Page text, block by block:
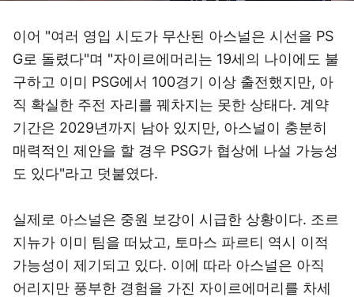
이어 "여러 영입 시도가 무산된 아스널은 시선을 PS
G로 돌렸다"며 "자이르에머리는 19세의 나이에도 불
구하고 이미 PSG에서 100경기 이상 출전했지만, 아
직 확실한 주전 자리를 꿰차지는 못한 상태다. 계약
기간은 2029년까지 남아 있지만, 아스널이 충분히
매력적인 제안을 할 경우 PSG가 협상에 나설 가능성
도 있다"라고 덧붙였다.
실제로 아스널은 중원 보강이 시급한 상황이다. 조르
지뉴가 이미 팀을 떠났고, 토마스 파르티 역시 이적
가능성이 제기되고 있다. 이에 따라 아스널은 아직
어리지만 풍부한 경험을 가진 자이르에머리를 차세